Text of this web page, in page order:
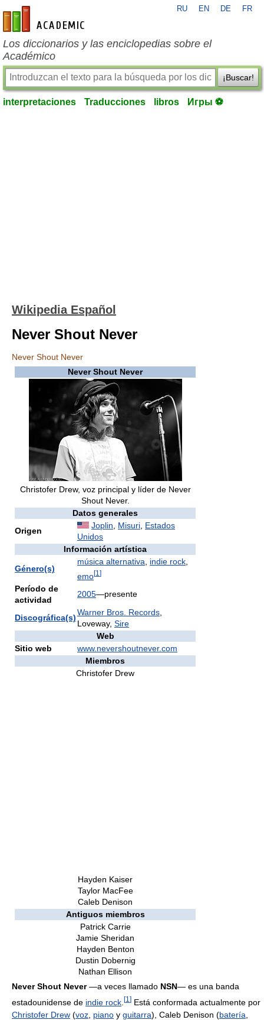
es-academic.com
RU EN DE FR
Los diccionarios y las enciclopedias sobre el
Académico
¡Buscar!
interpretaciones Traducciones libros Игры ⚽
Wikipedia Español
Never Shout Never
Never Shout Never
Never Shout Never
Christofer Drew, voz principal y líder de Never
Shout Never.
Datos generales
Origen
Joplin Misuri Estados
Unidos
Información artística
Género(s)
música alternativa indie rock
emo[1 ]
Período de
actividad
2005—presente
Discográfica(s)
Warner Bros. Records
Loveway, Sire
Web
Sitio web
www.nevershoutnever.com
Miembros
Christofer Drew
Hayden Kaiser
Taylor MacFee
Caleb Denison
Antiguos miembros
Patrick Carrie
Jamie Sheridan
Hayden Benton
Dustin Dobernig
Nathan Ellison
Never Shout Never—a veces llamado NSN— es una banda
estadounidense de indie rock [1 ] Está conformada actualmente por
Christofer Drew (voz piano y guitarra), Caleb Denison (batería